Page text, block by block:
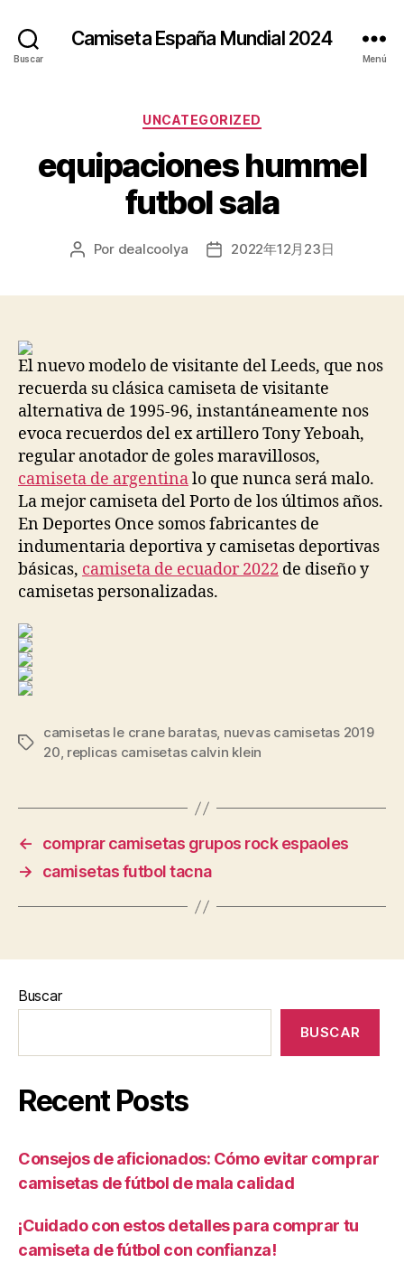
Buscar
Camiseta España Mundial 2024
Menú
Categorías
UNCATEGORIZED
equipaciones hummel
futbol sala
Autor
Por dealcoolya
Fecha2022年12月23日
El nuevo modelo de visitante del Leeds, que nos
recuerda su clásica camiseta de visitante
alternativa de 1995-96, instantáneamente nos
evoca recuerdos del ex artillero Tony Yeboah,
regular anotador de goles maravillosos,
camiseta de argentinalo que nunca será malo.
La mejor camiseta del Porto de los últimos años.
En Deportes Once somos fabricantes de
indumentaria deportiva y camisetas deportivas
básicas, camiseta de ecuador 2022 de diseño y
camisetas personalizadas.
Etiquetas
camisetas le crane baratas, nuevas camisetas 2019
20, replicas camisetas calvin klein
←
comprar camisetas grupos rock espaoles
→
camisetas futbol tacna
Buscar
BUSCAR
Recent Posts
Consejos de aficionados: Cómo evitar comprar
camisetas de fútbol de mala calidad
¡Cuidado con estos detalles para comprar tu
camiseta de fútbol con confianza!